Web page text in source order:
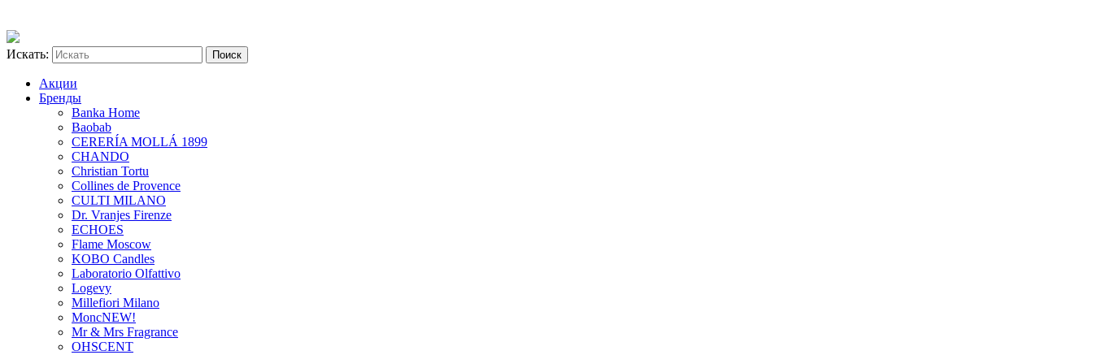
Искать:
Акции
Бренды
Banka Home
Baobab
CERERÍA MOLLÁ 1899
CHANDO
Christian Tortu
Collines de Provence
CULTI MILANO
Dr. Vranjes Firenze
ECHOES
Flame Moscow
KOBO Candles
Laboratorio Olfattivo
Logevy
Millefiori Milano
MoncNEW!
Mr & Mrs Fragrance
OHSCENT